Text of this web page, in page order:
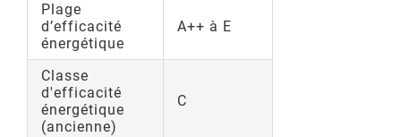
Plage
d’efficacité
énergétique
A++ à E
Classe
d'efficacité
énergétique
(ancienne)
C